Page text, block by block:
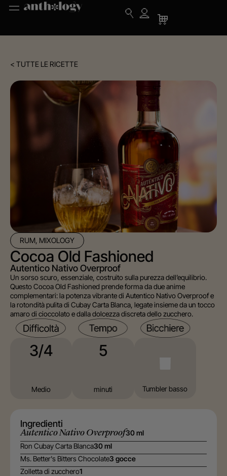
< TUTTE LE RICETTE
RUM, MIXOLOGY
Cocoa Old Fashioned
Autentico Nativo Overproof
Un sorso scuro, essenziale, costruito sulla purezza dell’equilibrio.
Questo Cocoa Old Fashioned prende forma da due anime
complementari: la potenza vibrante di Autentico Nativo Overproof e
la rotondità pulita di Cubay Carta Blanca, legate insieme da un tocco
amaro di cioccolato e dalla dolcezza discreta dello zucchero.
3/4
Medio
5
minuti ⁠Tumbler basso
Ingredienti
Autentico Nativo Overproof30 ml
Ron Cubay Carta Blanca30 ml
Ms. Better's Bitters Chocolate3 gocce
Zolletta di zucchero1